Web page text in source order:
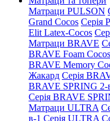
Матраци PULSON
Grand Cocos Серія
Elit Latex-Cocos
Матраци BRAVE
BRAVE Foam Cocos
BRAVE Memory
Жакард Серія
BRAVE SPRING 2-
Серія BRAVE
Матраци ULTRA
в-1 Серія ULTRA